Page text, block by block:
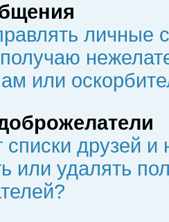
личные
или
списки друзей
или удалять